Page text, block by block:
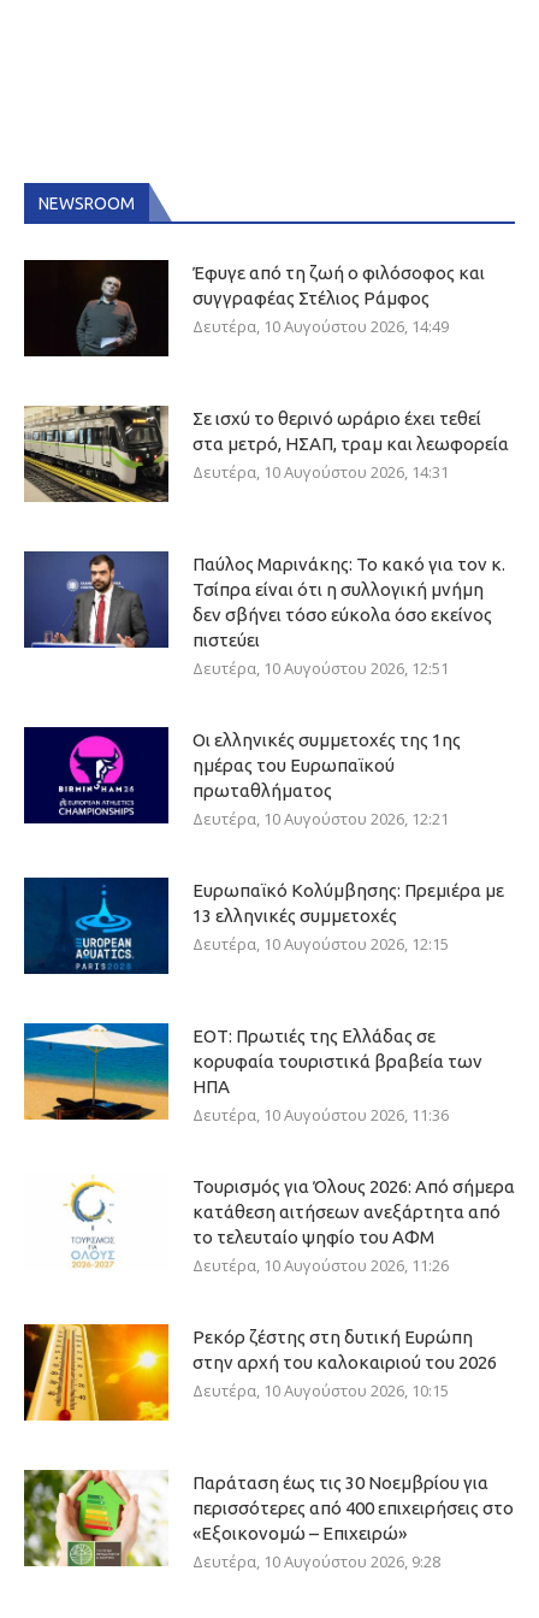
NEWSROOM
Έφυγε από τη ζωή ο φιλόσοφος και
συγγραφέας Στέλιος Ράμφος
Δευτέρα, 10 Αυγούστου 2026, 14:49
Σε ισχύ το θερινό ωράριο έχει τεθεί
στα μετρό, ΗΣΑΠ, τραμ και λεωφορεία
Δευτέρα, 10 Αυγούστου 2026, 14:31
Παύλος Μαρινάκης: Το κακό για τον κ.
Τσίπρα είναι ότι η συλλογική μνήμη
δεν σβήνει τόσο εύκολα όσο εκείνος
πιστεύει
Δευτέρα, 10 Αυγούστου 2026, 12:51
Οι ελληνικές συμμετοχές της 1ης
ημέρας του Ευρωπαϊκού
πρωταθλήματος
Δευτέρα, 10 Αυγούστου 2026, 12:21
Ευρωπαϊκό Κολύμβησης: Πρεμιέρα με
13 ελληνικές συμμετοχές
Δευτέρα, 10 Αυγούστου 2026, 12:15
ΕΟΤ: Πρωτιές της Ελλάδας σε
κορυφαία τουριστικά βραβεία των
ΗΠΑ
Δευτέρα, 10 Αυγούστου 2026, 11:36
Τουρισμός για Όλους 2026: Από σήμερα
κατάθεση αιτήσεων ανεξάρτητα από
το τελευταίο ψηφίο του ΑΦΜ
Δευτέρα, 10 Αυγούστου 2026, 11:26
Ρεκόρ ζέστης στη δυτική Ευρώπη
στην αρχή του καλοκαιριού του 2026
Δευτέρα, 10 Αυγούστου 2026, 10:15
Παράταση έως τις 30 Νοεμβρίου για
περισσότερες από 400 επιχειρήσεις στο
«Εξοικονομώ – Επιχειρώ»
Δευτέρα, 10 Αυγούστου 2026, 9:28